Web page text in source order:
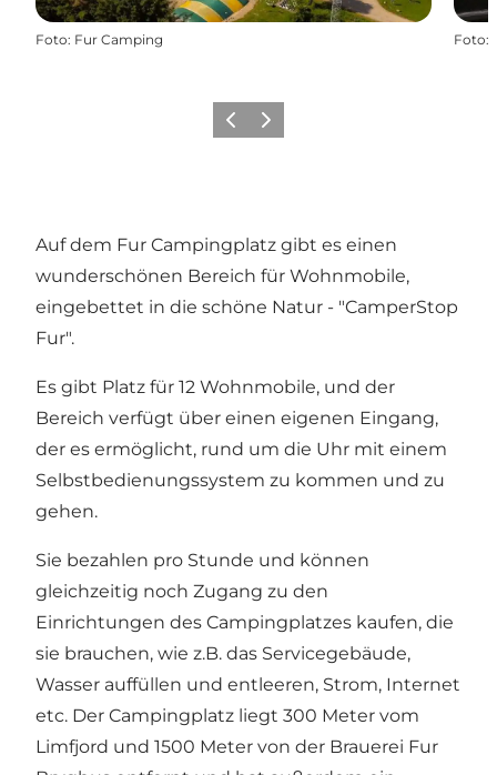
Foto: Fur Camping Foto:
Vorherige Folie
Nächste Folie
Auf dem Fur Campingplatz gibt es einen
wunderschönen Bereich für Wohnmobile,
eingebettet in die schöne Natur - "CamperStop
Fur".
Es gibt Platz für 12 Wohnmobile, und der
Bereich verfügt über einen eigenen Eingang,
der es ermöglicht, rund um die Uhr mit einem
Selbstbedienungssystem zu kommen und zu
gehen.
Sie bezahlen pro Stunde und können
gleichzeitig noch Zugang zu den
Einrichtungen des Campingplatzes kaufen, die
sie brauchen, wie z.B. das Servicegebäude,
Wasser auffüllen und entleeren, Strom, Internet
etc. Der Campingplatz liegt 300 Meter vom
Limfjord und 1500 Meter von der Brauerei Fur